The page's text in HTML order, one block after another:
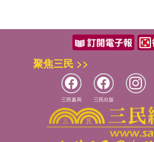
聚焦三民 >>
三民書局 三民出版